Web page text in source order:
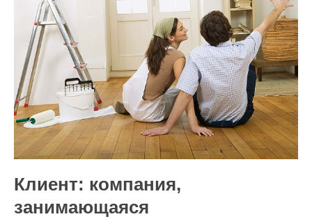
Клиент: компания,
занимающаяся